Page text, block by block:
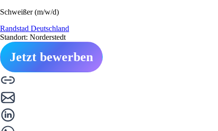
Schweißer (m/w/d)
Randstad Deutschland
Standort: Norderstedt
Jetzt bewerben